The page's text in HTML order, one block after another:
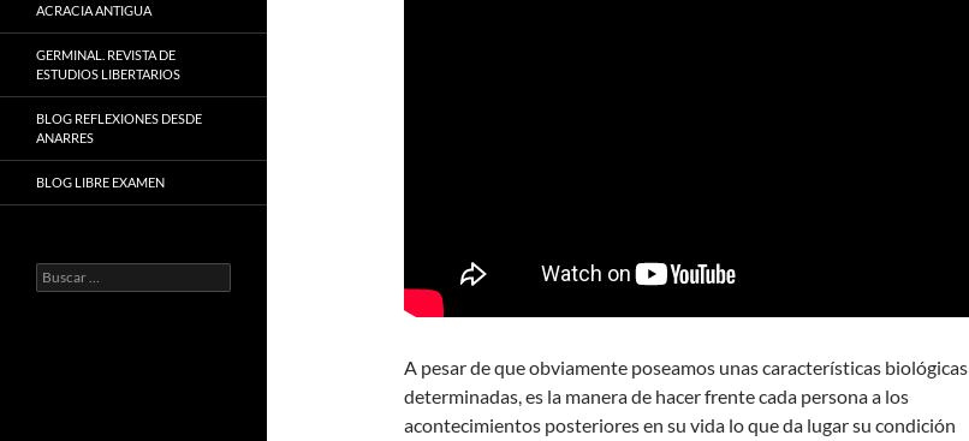
A pesar de que obviamente poseamos unas características biológicas
determinadas, es la manera de hacer frente cada persona a los
acontecimientos posteriores en su vida lo que da lugar su condición
ACRACIA ANTIGUA
GERMINAL. REVISTA DE
ESTUDIOS LIBERTARIOS
BLOG REFLEXIONES DESDE
ANARRES
BLOG LIBRE EXAMEN
Buscar: